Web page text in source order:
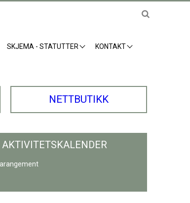
SKJEMA - STATUTTER KONTAKT
NETTBUTIKK
AKTIVITETSKALENDER